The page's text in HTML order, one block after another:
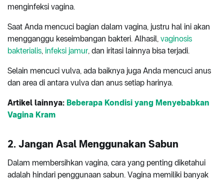
menginfeksi vagina.
Saat Anda mencuci bagian dalam vagina, justru hal ini akan
mengganggu keseimbangan bakteri. Alhasil, vaginosis
bakterialis, infeksi jamur, dan iritasi lainnya bisa terjadi.
Selain mencuci vulva, ada baiknya juga Anda mencuci anus
dan area di antara vulva dan anus setiap harinya.
Artikel lainnya: Beberapa Kondisi yang Menyebabkan
Vagina Kram
2. Jangan Asal Menggunakan Sabun
Dalam membersihkan vagina, cara yang penting diketahui
adalah hindari penggunaan sabun. Vagina memiliki banyak